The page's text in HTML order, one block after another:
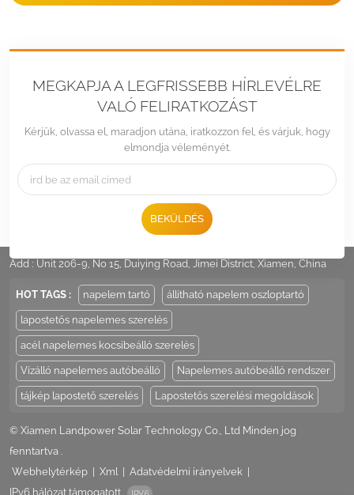
MEGKAPJA A LEGFRISSEBB HÍRLEVÉLRE
VALÓ FELIRATKOZÁST
Kérjük, olvassa el, maradjon utána, iratkozzon fel, és várjuk, hogy
elmondja véleményét.
BEKÜLDÉS
Add : Unit 206-9, No 15, Duiying Road, Jimei District, Xiamen, China
HOT TAGS : napelem tartó állítható napelem oszloptartó
lapostetős napelemes szerelés
acél napelemes kocsibeálló szerelés
Vízálló napelemes autóbeálló Napelemes autóbeálló rendszer
tájkép lapostető szerelés Lapostetős szerelési megoldások
© Xiamen Landpower Solar Technology Co., Ltd Minden jog
fenntartva .
Webhelytérkép
Xml Adatvédelmi irányelvek
IPv6 hálózat támogatott